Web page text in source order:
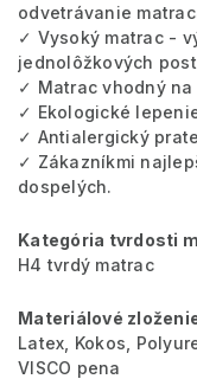
odvetrávanie
✓ Vysoký matrac -
jednolôžkových
✓ Matrac vhodný
✓ Ekologické
✓ Antialergický
✓ Zákazníkmi
dospelých.
Kategória tvrdosti
H4 tvrdý matrac
Materiálové
Latex, Kokos,
VISCO pena